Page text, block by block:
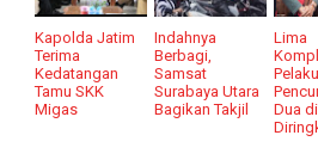
Kapolda Jatim
Terima
Kedatangan
Tamu SKK
Migas
Indahnya
Berbagi,
Samsat
Surabaya Utara
Bagikan Takjil
Lima
Pelaku
Dua